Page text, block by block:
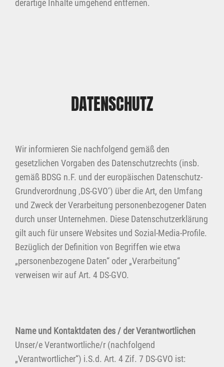
derartige Inhalte umgehend entfernen.
DATENSCHUTZ
Wir informieren Sie nachfolgend gemäß den
gesetzlichen Vorgaben des Datenschutzrechts (insb.
gemäß BDSG n.F. und der europäischen Datenschutz-
Grundverordnung ‚DS-GVO‘) über die Art, den Umfang
und Zweck der Verarbeitung personenbezogener Daten
durch unser Unternehmen. Diese Datenschutzerklärung
gilt auch für unsere Websites und Sozial-Media-Profile.
Bezüglich der Definition von Begriffen wie etwa
„personenbezogene Daten“ oder „Verarbeitung“
verweisen wir auf Art. 4 DS-GVO.
Name und Kontaktdaten des / der Verantwortlichen
Unser/e Verantwortliche/r (nachfolgend
„Verantwortlicher“) i.S.d. Art. 4 Zif. 7 DS-GVO ist: